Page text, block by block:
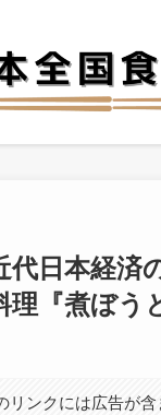
代日本経済
理『煮ぼう
リンクには広告が含